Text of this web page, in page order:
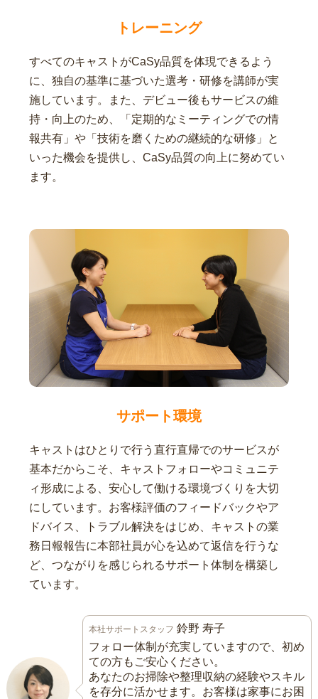
トレーニング
すべてのキャストがCaSy品質を体現できるよう
に、独自の基準に基づいた選考・研修を講師が実
施しています。また、デビュー後もサービスの維
持・向上のため、「定期的なミーティングでの情
報共有」や「技術を磨くための継続的な研修」と
いった機会を提供し、CaSy品質の向上に努めてい
ます。
サポート環境
キャストはひとりで行う直行直帰でのサービスが
基本だからこそ、キャストフォローやコミュニテ
ィ形成による、安心して働ける環境づくりを大切
にしています。お客様評価のフィードバックやア
ドバイス、トラブル解決をはじめ、キャストの業
務日報報告に本部社員が心を込めて返信を行うな
ど、つながりを感じられるサポート体制を構築し
ています。
本社サポートスタッフ 鈴野 寿子
フォロー体制が充実していますので、初め
ての方もご安心ください。
あなたのお掃除や整理収納の経験やスキル
を存分に活かせます。お客様は家事にお困